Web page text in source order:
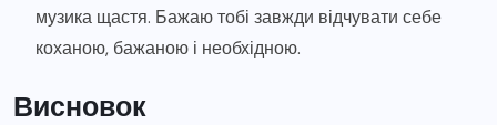
музика щастя. Бажаю тобі завжди відчувати себе
коханою, бажаною і необхідною.
Висновок